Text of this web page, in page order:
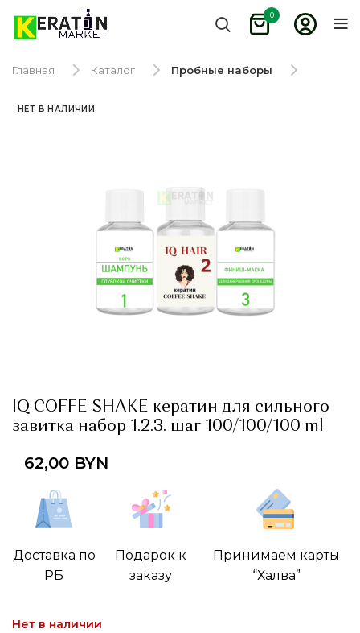
0
Главная Каталог Пробные наборы
НЕТ В НАЛИЧИИ
IQ COFFE SHAKE кератин для сильного
завитка набор 1.2.3. шаг 100/100/100 ml
62,00 BYN
Доставка по
РБ
Подарок к
заказу
Принимаем карты
“Халва”
Нет в наличии